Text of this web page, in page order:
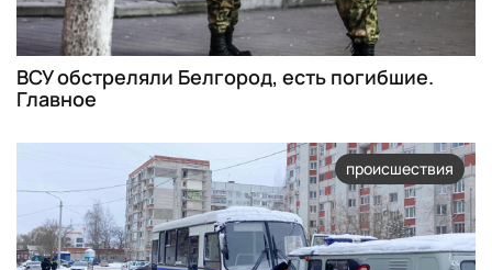
ВСУ обстреляли Белгород, есть погибшие.
Главное
происшествия